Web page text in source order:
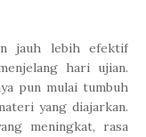
jauh lebih efektif
hari ujian.
pun mulai tumbuh
yang diajarkan.
meningkat, rasa